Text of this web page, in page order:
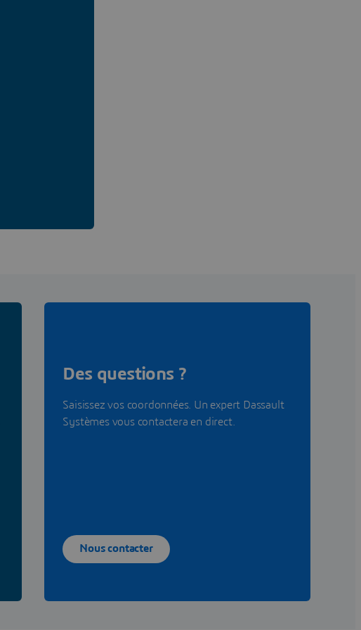
Des questions ?
Saisissez vos coordonnées. Un expert Dassault
Systèmes vous contactera en direct.
Nous contacter